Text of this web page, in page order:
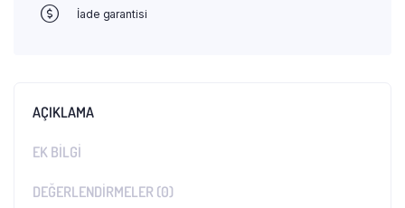
İade garantisi
AÇIKLAMA
EK BILGI
DEĞERLENDIRMELER (0)